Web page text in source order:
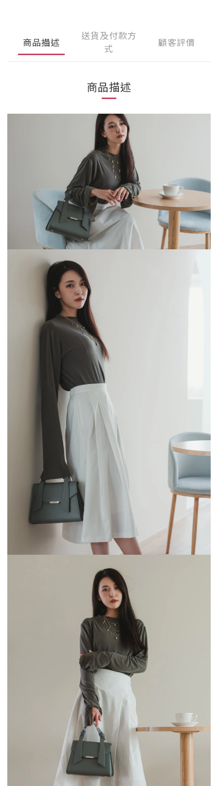
商品描述
送貨及付款方
式
顧客評價
商品描述